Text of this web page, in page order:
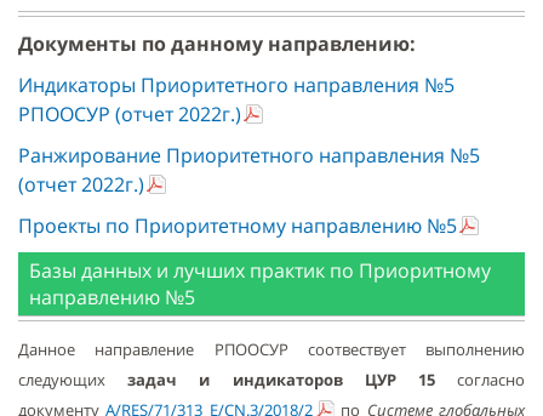
Документы по данному направлению:
Индикаторы Приоритетного направления №5
РПООСУР (отчет 2022г.)
Ранжирование Приоритетного направления №5
(отчет 2022г.)
Проекты по Приоритетному направлению №5
Базы данных и лучших практик по Приоритному
направлению №5
Данное направление РПООСУР соотвествует выполнению
следующихзадач и индикаторов ЦУР 15согласно
документуA/RES/71/313 E/CN.3/2018/2 по Системе глобальных